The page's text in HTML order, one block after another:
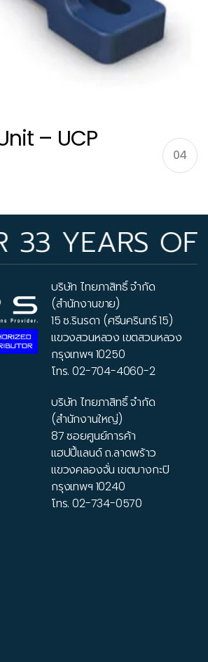
– UCP
04
OF
บริษัท ไทยภาสิทธิ์ จำกัด
(สำนักงานขาย)
15 ซ.รินรดา (ศรีนครินทร์ 15)
แขวงสวนหลวง เขตสวนหลวง
กรุงเทพฯ 10250
โทร.02-704-4060-2
บริษัท ไทยภาสิทธิ์ จำกัด
(สำนักงานใหญ่)
87 ซอยศูนย์การค้า
แฮปปี้แลนด์ ถ.ลาดพร้าว
แขวงคลองจั่น เขตบางกะปิ
กรุงเทพฯ 10240
โทร.02-734-0570